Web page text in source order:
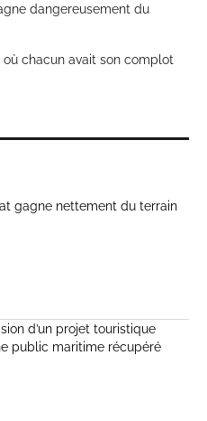
dangereusement du
où chacun avait son complot
gagne nettement du terrain
d’un projet touristique
public maritime récupéré